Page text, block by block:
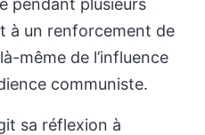
à un renforcement de
même de l’influence
communiste.
sa réflexion à